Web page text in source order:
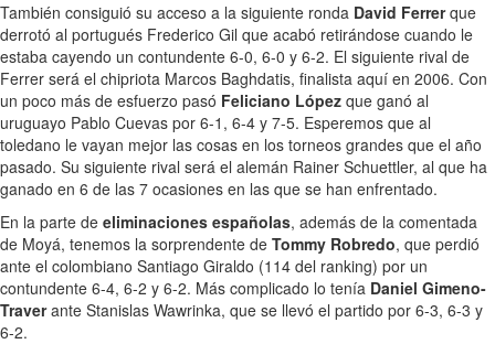
También consiguió su acceso a la siguiente ronda David Ferrerque
derrotó al portugués Frederico Gil que acabó retirándose cuando le
estaba cayendo un contundente 6-0, 6-0 y 6-2. El siguiente rival de
Ferrer será el chipriota Marcos Baghdatis, finalista aquí en 2006. Con
un poco más de esfuerzo pasó Feliciano López que ganó al
uruguayo Pablo Cuevas por 6-1, 6-4 y 7-5. Esperemos que al
toledano le vayan mejor las cosas en los torneos grandes que el año
pasado. Su siguiente rival será el alemán Rainer Schuettler, al que ha
ganado en 6 de las 7 ocasiones en las que se han enfrentado.
En la parte de eliminaciones españolas, además de la comentada
de Moyá, tenemos la sorprendente de Tommy Robredo, que perdió
ante el colombiano Santiago Giraldo (114 del ranking) por un
contundente 6-4, 6-2 y 6-2. Más complicado lo tenía Daniel Gimeno-
Traverante Stanislas Wawrinka, que se llevó el partido por 6-3, 6-3 y
6-2.